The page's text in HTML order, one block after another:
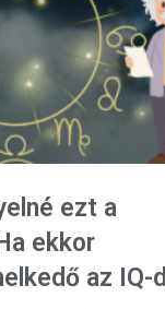
ezt a
ekkor
az IQ-d